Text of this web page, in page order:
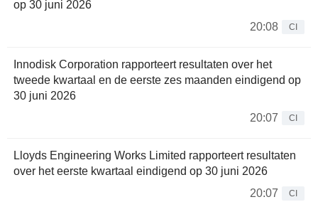
op 30 juni 2026
20:08
CI
Innodisk Corporation rapporteert resultaten over het
tweede kwartaal en de eerste zes maanden eindigend op
30 juni 2026
20:07
CI
Lloyds Engineering Works Limited rapporteert resultaten
over het eerste kwartaal eindigend op 30 juni 2026
20:07
CI